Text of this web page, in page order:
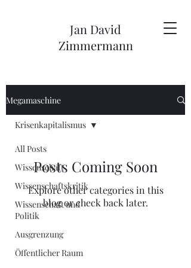
Jan David
Zimmermann
Megamaschine
All Posts
Wissenschaft
Wissenschaftskritik
Wissenschaft und
Politik
Ausgrenzung
Öffentlicher Raum
Krisenkapitalismus
Posts Coming Soon
Explore other categories in this
blog or check back later.